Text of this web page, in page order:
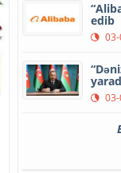
edib